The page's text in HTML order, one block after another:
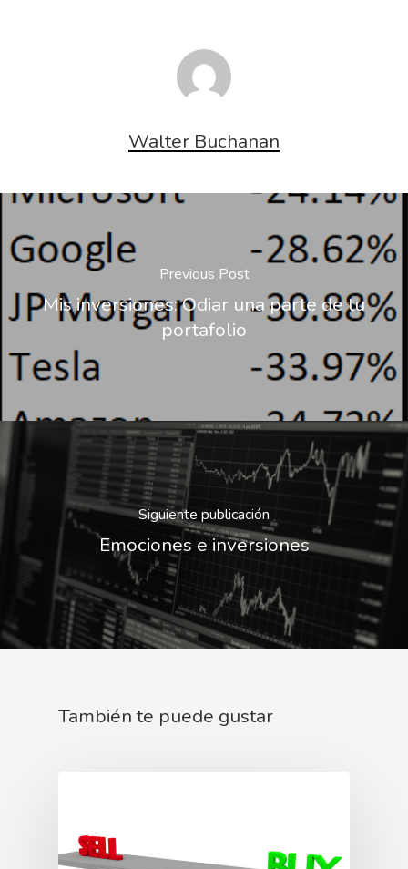
Walter Buchanan
Previous Post
Mis inversiones: Odiar una parte de tu
portafolio
Siguiente publicación
Emociones e inversiones
También te puede gustar